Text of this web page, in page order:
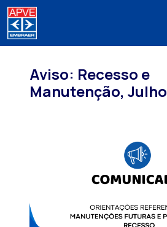
Aviso: Recesso e
Manutenção, Julho